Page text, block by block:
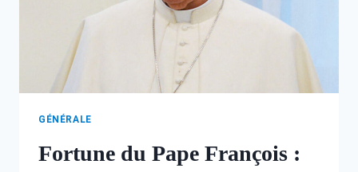
GÉNÉRALE
Fortune du Pape François :